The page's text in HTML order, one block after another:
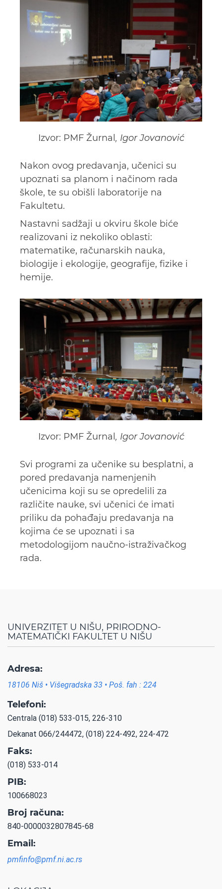
Izvor: PMF Žurnal , Igor Jovanović
Nakon ovog predavanja, učenici su
upoznati sa planom i načinom rada
škole, te su obišli laboratorije na
Fakultetu.
Nastavni sadžaji u okviru škole biće
realizovani iz nekoliko oblasti:
matematike, računarskih nauka,
biologije i ekologije, geografije, fizike i
hemije.
Izvor: PMF Žurnal , Igor Jovanović
Svi programi za učenike su besplatni, a
pored predavanja namenjenih
učenicima koji su se opredelili za
različite nauke, svi učenici će imati
priliku da pohađaju predavanja na
kojima će se upoznati i sa
metodologijom naučno-istraživačkog
rada.
UNIVERZITET U NIŠU, PRIRODNO-
MATEMATIČKI FAKULTET U NIŠU
Adresa:
18106 Niš • Višegradska 33 • Poš. fah : 224
Telefoni:
Centrala (018) 533-015, 226-310
Dekanat 066/244472, (018) 224-492, 224-472
Faks:
(018) 533-014
PIB:
100668023
Broj računa:
840-0000032807845-68
Email:
pmfinfo@pmf.ni.ac.rs